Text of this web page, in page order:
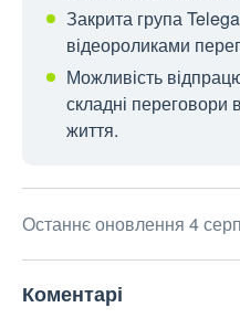
Закрита група
відеороликами
Можливість
складні переговори
життя.
Останнє оновлення 4
Коментарі